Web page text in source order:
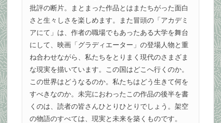
批評の断片。まとまった作品とはまたちがった面白
さと生々しさを楽しめます。また冒頭の「アカデミ
アにて」は、作者の職場でもあったある大学を舞台
にして、映画「グラディエーター」の登場人物と重
ね合わせながら、私たちをとりまく現代のさまざま
な現実を描いています。この国はどこへ行くのか。
この世界はどうなるのか。私たちはどう生きて何を
すべきなのか。未完におわったこの作品の後半を書
くのは、読者の皆さんひとりひとりでしょう。架空
の物語のすべては、現実と未来を築くものです。